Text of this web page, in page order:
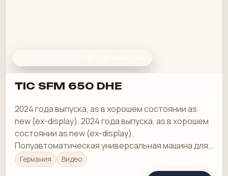
TIC SFM 650 DHE
2024 года выпуска, as в хорошем состоянии as
new (ex-display). 2024 года выпуска, as в хорошем
состоянии as new (ex-display).
Полуавтоматическая универсальная машина для
трафаретной печати SFM 650 DHE
Германия Видео